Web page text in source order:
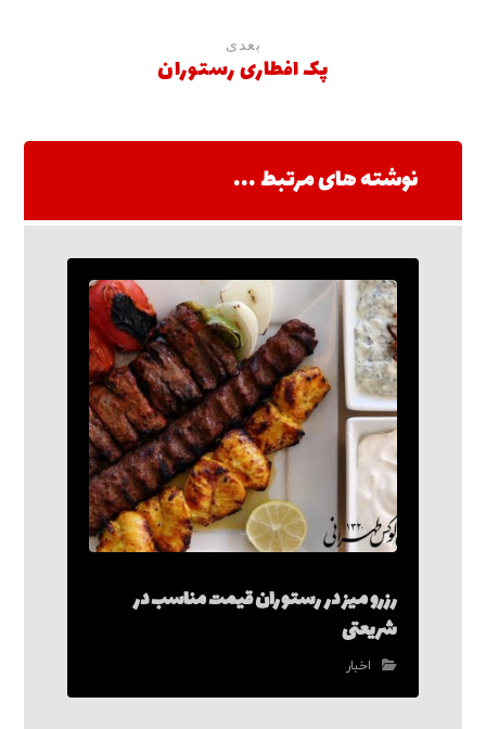
بعدی
پک افطاری رستوران
نوشته های مرتبط ...
رزرو میز در رستوران قیمت مناسب در
شریعتی
اخبار